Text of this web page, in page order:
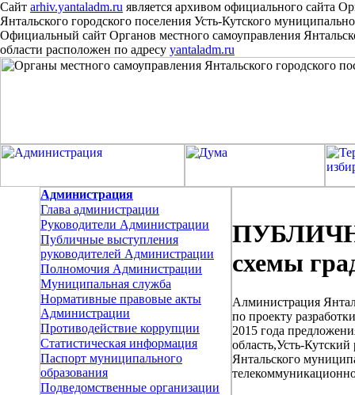
Сайт arhiv.yantaladm.ru является архивом официального сайта
Янтальского городского поселения Усть-Кутского
Официальный сайт Органов местного самоуправления
области расположен по адресу yantaladm.ru
Администрация
Глава администрации
Руководители Администрации
Публичные выступления
руководителей Администрации
Полномочия Администрации
Муниципальная служба
Нормативные правовые акты
Администрации
Противодействие коррупции
Статистическая информация
Паспорт муниципального
образования
Подведомственные организации
схемы
Алминистрация
по проекту
2015 года
область,Усть-
Янтальского